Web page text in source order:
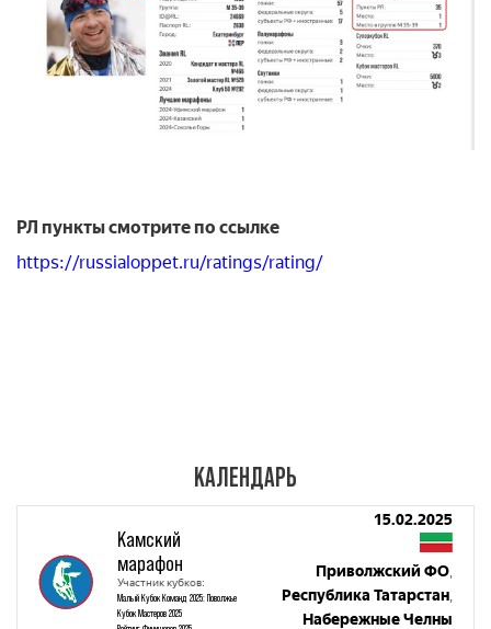
РЛ пункты смотрите по ссылке
https://russialoppet.ru/ratings/rating/
КАЛЕНДАРЬ
Камский
марафон
Участник кубков:
Малый Кубок Команд 2025: Поволжье
Кубок Мастеров 2025
15.02.2025
Приволжский ФО,
Республика Татарстан,
Набережные Челны